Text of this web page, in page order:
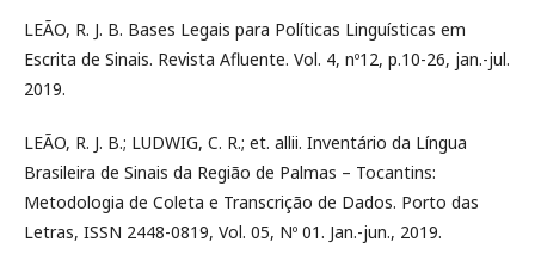
LEÃO, R. J. B. Bases Legais para Políticas Linguísticas em
Escrita de Sinais. Revista Afluente. Vol. 4, nº12, p.10-26, jan.-jul.
2019.
LEÃO, R. J. B.; LUDWIG, C. R.; et. allii. Inventário da Língua
Brasileira de Sinais da Região de Palmas – Tocantins:
Metodologia de Coleta e Transcrição de Dados. Porto das
Letras, ISSN 2448-0819, Vol. 05, Nº 01. Jan.-jun., 2019.